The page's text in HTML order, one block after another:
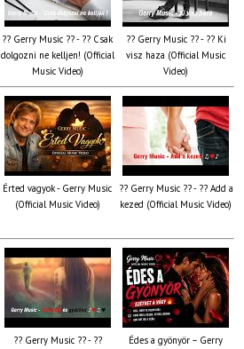
?? Gerry Music ?? - ?? Csak
dolgozni ne kelljen! (Official
Music Video)
?? Gerry Music ?? - ?? Ki
visz haza (Official Music
Video)
Érted vagyok - Gerry Music
(Official Music Video)
?? Gerry Music ?? - ?? Add a
kezed (Official Music Video)
?? Gerry Music ?? - ??
Édes a gyönyör – Gerry